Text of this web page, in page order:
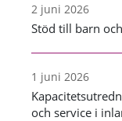
2 juni 2026
Stöd till barn
1 juni 2026
och service i